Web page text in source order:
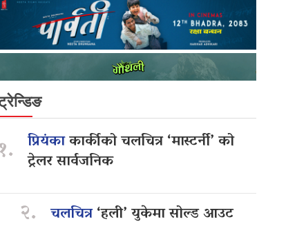
१. प्रियंकाकार्कीको चलचित्र ‘मास्टर्नी’ को
ट्रेलर सार्वजनिक
२. चलचित्र‘हली’ युकेमा सोल्ड आउट